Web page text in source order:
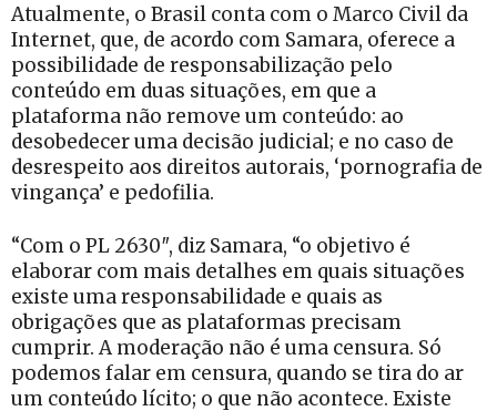
Atualmente, o Brasil conta com o Marco Civil da
Internet, que, de acordo com Samara, oferece a
possibilidade de responsabilização pelo
conteúdo em duas situações, em que a
plataforma não remove um conteúdo: ao
desobedecer uma decisão judicial; e no caso de
desrespeito aos direitos autorais, ‘pornografia de
vingança’ e pedofilia.
“Com o PL 2630″, diz Samara, “o objetivo é
elaborar com mais detalhes em quais situações
existe uma responsabilidade e quais as
obrigações que as plataformas precisam
cumprir. A moderação não é uma censura. Só
podemos falar em censura, quando se tira do ar
um conteúdo lícito; o que não acontece. Existe